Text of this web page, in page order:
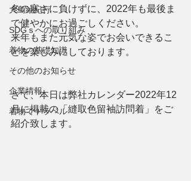
大島紬紀行
SDGｓへの取り組み
着物の基礎知識
その他のお知らせ
企業情報
着物でトラベル
冬の寒さに負けずに、2022年も最後ま
で健やかにお過ごしください。
来年もまた元気な姿でお会いできるこ
とを楽しみにしております。
さて、本日は弊社カレンダー2022年12
月に掲載の「縫取色留袖訪問着」をご
紹介致します。